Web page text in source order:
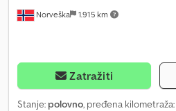
Norveška 1.915 km
Zatražiti
Stanje: polovno, pređena kilometraža: